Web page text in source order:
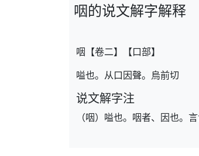
咽的说文解字解释
咽【卷二】【口部】
嗌也。从口因聲。烏前切
说文解字注
（咽）嗌也。咽者、因也。